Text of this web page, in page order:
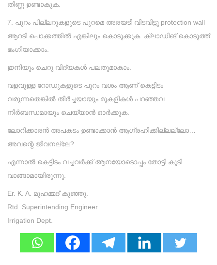
തിണ്ണ ഉണ്ടാകുക.
7. പുറം പില്ലറുകളുടെ പുറമെ അരയടി വിടവിട്ടു protection wall
ആറടി പൊക്കത്തിൽ എങ്കിലും കൊടുക്കുക. ക്ലാഡിങ് കൊടുത്ത്
ഭംഗിയാക്കാം.
ഇനിയും ചെറു വിദ്യകൾ പലതുമാകാം.
വളവുള്ള റോഡുകളുടെ പുറം വശം ആണ് കെട്ടിടം
വരുന്നതെങ്കിൽ തീർച്ചയായും മുകളികൾ പറഞ്ഞവ
നിർബന്ധമായും ചെയ്യാൻ ഓർക്കുക.
ലോറിക്കാരൻ അപകടം ഉണ്ടാക്കാൻ ആഗ്രഹിക്കില്ലല്ലോ…
അവന്റെ ജീവനല്ലേ?
എന്നാൽ കെട്ടിടം വച്ചവർക്ക് ആനയോടൊപ്പം തോട്ടി കൂടി
വാങ്ങാമായിരുന്നു.
Er. K. A. മുഹമ്മദ്‌ കുഞ്ഞു.
Rtd. Superintending Engineer
Irrigation Dept.